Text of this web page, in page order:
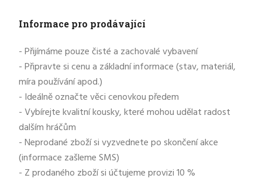
Informace pro prodávající
- Přijímáme pouze čisté a zachovalé vybavení
- Připravte si cenu a základní informace (stav, materiál,
míra používání apod.)
- Ideálně označte věci cenovkou předem
- Vybírejte kvalitní kousky, které mohou udělat radost
dalším hráčům
- Neprodané zboží si vyzvednete po skončení akce
(informace zašleme SMS)
- Z prodaného zboží si účtujeme provizi 10 %